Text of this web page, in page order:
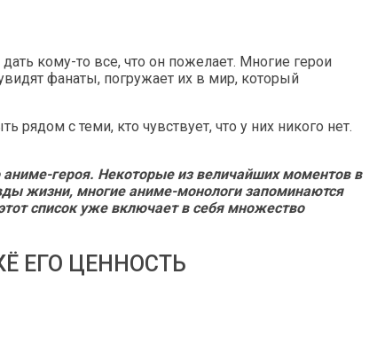
кому-то все, что он пожелает. Многие герои
фанаты, погружает их в мир, который
с теми, кто чувствует, что у них никого нет.
героя. Некоторые из величайших моментов в
жизни, многие аниме-монологи запоминаются
список уже включает в себя множество
ЕГО ЦЕННОСТЬ